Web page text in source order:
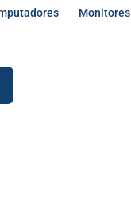
Monitores